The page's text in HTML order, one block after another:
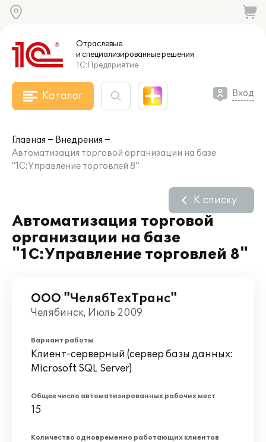
Отраслевые
и специализированныерешения
1С:Предприятие
Каталог Вход
Главная
Внедрения
Автоматизация торговой организации на базе
"1С:Управление торговлей 8"
Автоматизация торговой
организации на базе
"1С:Управление торговлей 8"
К списку
ООО "ЧелябТехТранс"
Челябинск, Июль 2009
Вариант работы
Клиент-серверный (сервер базы данных:
Microsoft SQL Server)
Общее число автоматизированных рабочих мест
15
Количество одновременно работающих клиентов